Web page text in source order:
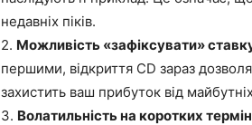
недавніх піків.
2. Можливість «зафіксувати»
першими, відкриття CD зараз
захистить ваш прибуток від
3. Волатильність на коротких